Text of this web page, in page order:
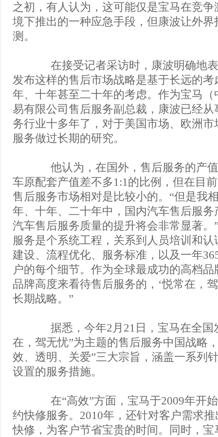
之初，有人认为，这可能仅是宝马在竞争
境下推出的一种应急手段，但康波让外界
测。
在接受记者采访时，康波明确地表
发布这样的售后市场战略是基于长远的考
年、十年甚至二十年的考虑。作为宝马（
易有限公司售后服务副总裁，康波已经从
务行业十多年了，对于美国市场、欧洲市
服务做过长期的研究。
他认为，在国外，售后服务的产值
车原配套产值差不多1:1的比例，但在目
售后服务市场相对是比较小的。“但是我
年、十年、二十年中，国内汽车售后服务
汽车售后服务质量的提升将会非常显著。
服务是个系统工程，关系到人员培训和认
建设、流程优化、服务标准，以及一年
户的每个细节。作为全球最成功的高档
品牌高度来看待售后服务的，‘悦常在，
长期战略。”
据悉，今年2月21日，宝马在全国
在，驾无忧”为主题的售后服务中国战略
效、透明、关爱”三大宗旨，涵盖一系列
设置的服务措施。
在“高效”方面，宝马于2009年开
约快修服务。2010年，还针对客户需求
快修，为客户节省宝贵的时间。同时，宝